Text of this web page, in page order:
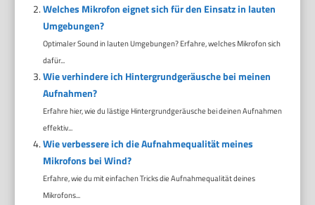
Welches Mikrofon eignet sich für den Einsatz in lauten
Umgebungen?
Optimaler Sound in lauten Umgebungen? Erfahre, welches Mikrofon sich
dafür...
Wie verhindere ich Hintergrundgeräusche bei meinen
Aufnahmen?
Erfahre hier, wie du lästige Hintergrundgeräusche bei deinen Aufnahmen
effektiv...
Wie verbessere ich die Aufnahmequalität meines
Mikrofons bei Wind?
Erfahre, wie du mit einfachen Tricks die Aufnahmequalität deines
Mikrofons...